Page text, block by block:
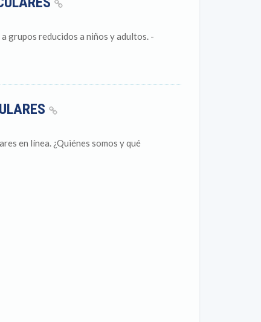
grupos reducidos a niños y adultos. -
en línea. ¿Quiénes somos y qué